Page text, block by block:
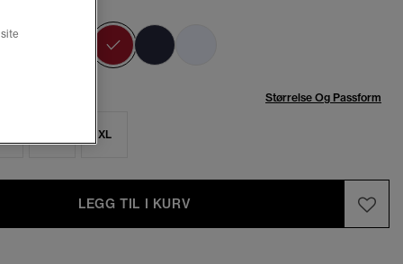
valgt
Størrelse Og Passform
XL
LEGG TIL I KURV